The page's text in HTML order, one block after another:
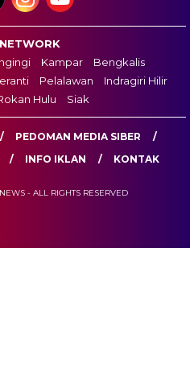
Kampar
Bengkalis
Pelalawan
Indragiri Hilir
Hulu Siak
PEDOMAN MEDIA SIBER
INFO IKLAN KONTAK
- ALL RIGHTS RESERVED